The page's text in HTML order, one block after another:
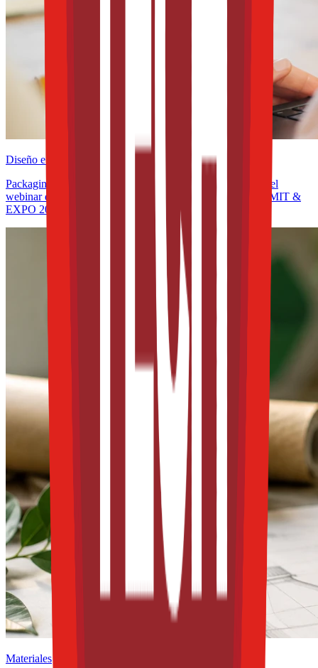
Diseño e innovación
Packaging y sostenibilidad en América Latina: participa en el
webinar de la WPO rumbo a THE FOOD TECH® | SUMMIT &
EXPO 2026
Materiales